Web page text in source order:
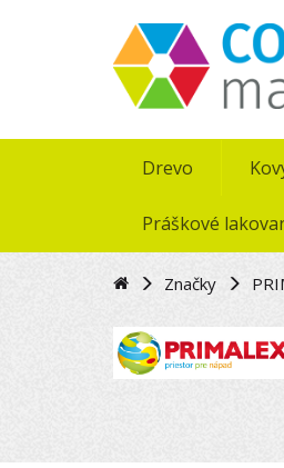
Drevo
Práškové
Značky